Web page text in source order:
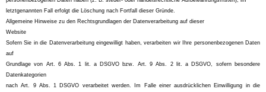
letztgenannten Fall erfolgt die Löschung nach Fortfall dieser Gründe.
Allgemeine Hinweise zu den Rechtsgrundlagen der Datenverarbeitung auf dieser
Website
Sofern Sie in die Datenverarbeitung eingewilligt haben, verarbeiten wir Ihre personenbezogenen Daten
auf
Grundlage von Art. 6 Abs. 1 lit. a DSGVO bzw. Art. 9 Abs. 2 lit. a DSGVO, sofern besondere
Datenkategorien
nach Art. 9 Abs. 1 DSGVO verarbeitet werden. Im Falle einer ausdrücklichen Einwilligung in die